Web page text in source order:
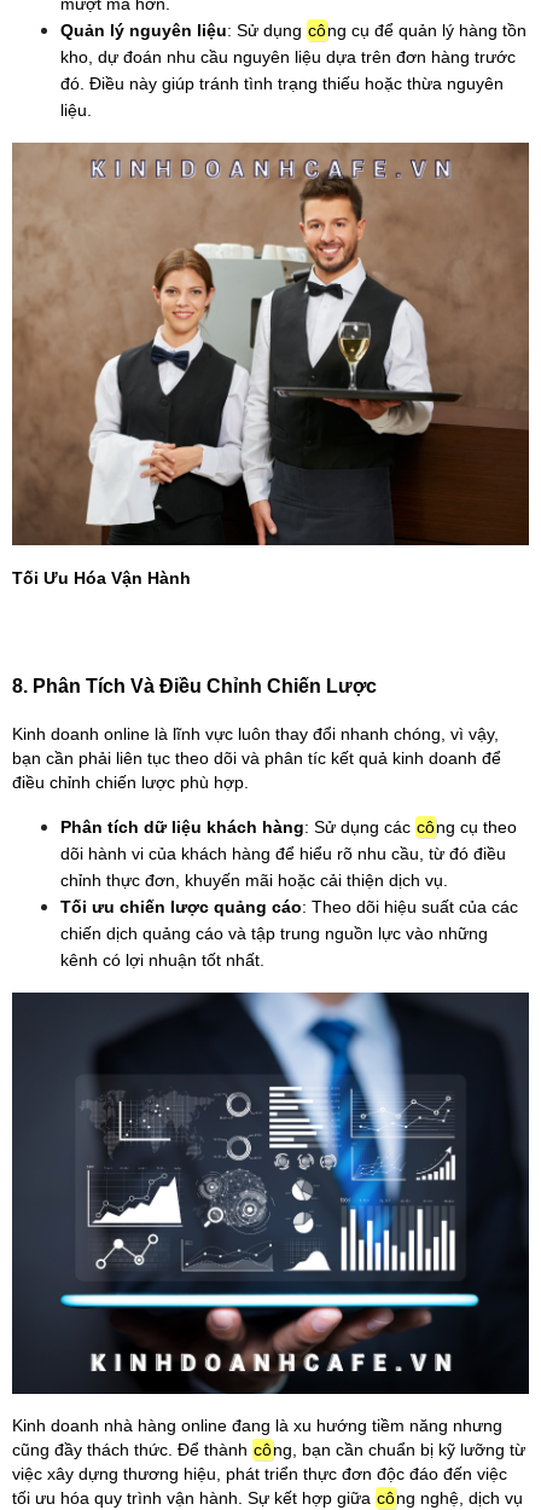
Quản lý nguyên liệu: Sử dụng công cụ để quản lý hàng tồn
kho, dự đoán nhu cầu nguyên liệu dựa trên đơn hàng trước
đó. Điều này giúp tránh tình trạng thiếu hoặc thừa nguyên
liệu.
Tối Ưu Hóa Vận Hành
8. Phân Tích Và Điều Chỉnh Chiến Lược
Kinh doanh online là lĩnh vực luôn thay đổi nhanh chóng, vì vậy,
bạn cần phải liên tục theo dõi và phân tíc kết quả kinh doanh để
điều chỉnh chiến lược phù hợp.
Phân tích dữ liệu khách hàng: Sử dụng các công cụ theo
dõi hành vi của khách hàng để hiểu rõ nhu cầu, từ đó điều
chỉnh thực đơn, khuyến mãi hoặc cải thiện dịch vụ.
Tối ưu chiến lược quảng cáo: Theo dõi hiệu suất của các
chiến dịch quảng cáo và tập trung nguồn lực vào những
kênh có lợi nhuận tốt nhất.
Kinh doanh nhà hàng online đang là xu hướng tiềm năng nhưng
cũng đầy thách thức. Để thành công, bạn cần chuẩn bị kỹ lưỡng từ
việc xây dựng thương hiệu, phát triển thực đơn độc đáo đến việc
tối ưu hóa quy trình vận hành. Sự kết hợp giữa công nghệ, dịch vụ